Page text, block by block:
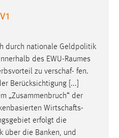
durch nationale Geldpolitik
des EWU-Raumes
zu verschaf- fen.
Berücksichtigung [...]
„Zusammenbruch“ der
Wirtschafts-
erfolgt die
über die Banken, und